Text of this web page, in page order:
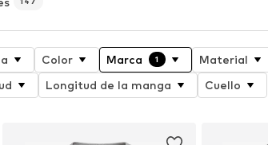
Color Marca 1 Material
Longitud de la manga Cuello